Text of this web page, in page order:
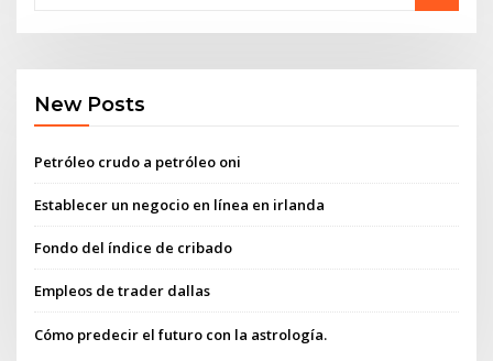
New Posts
Petróleo crudo a petróleo oni
Establecer un negocio en línea en irlanda
Fondo del índice de cribado
Empleos de trader dallas
Cómo predecir el futuro con la astrología.